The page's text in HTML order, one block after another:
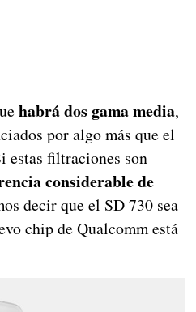
habrá dos gama media,
por algo más que el
estas filtraciones son
considerable de
decir que el SD 730 sea
chip de Qualcomm está